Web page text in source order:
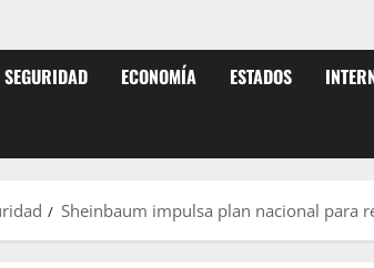
SEGURIDAD ECONOMÍA ESTADOS
Sheinbaum impulsa plan nacional para